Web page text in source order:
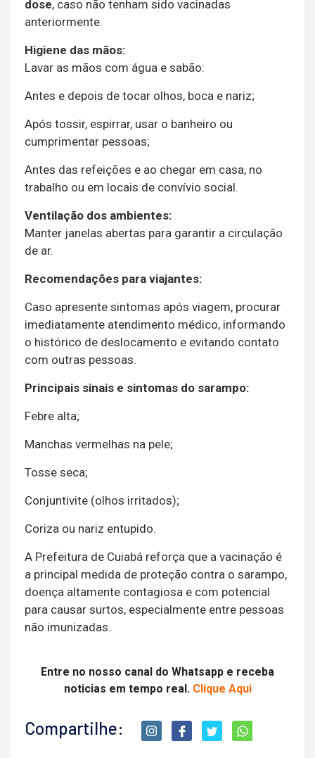
dose, caso não tenham sido vacinadas
anteriormente.
Higiene das mãos:
Lavar as mãos com água e sabão:
Antes e depois de tocar olhos, boca e nariz;
Após tossir, espirrar, usar o banheiro ou
cumprimentar pessoas;
Antes das refeições e ao chegar em casa, no
trabalho ou em locais de convívio social.
Ventilação dos ambientes:
Manter janelas abertas para garantir a circulação
de ar.
Recomendações para viajantes:
Caso apresente sintomas após viagem, procurar
imediatamente atendimento médico, informando
o histórico de deslocamento e evitando contato
com outras pessoas.
Principais sinais e sintomas do sarampo:
Febre alta;
Manchas vermelhas na pele;
Tosse seca;
Conjuntivite (olhos irritados);
Coriza ou nariz entupido.
A Prefeitura de Cuiabá reforça que a vacinação é
a principal medida de proteção contra o sarampo,
doença altamente contagiosa e com potencial
para causar surtos, especialmente entre pessoas
não imunizadas.
Entre no nosso canal do Whatsapp e receba
noticias em tempo real. Clique Aqui
Compartilhe: